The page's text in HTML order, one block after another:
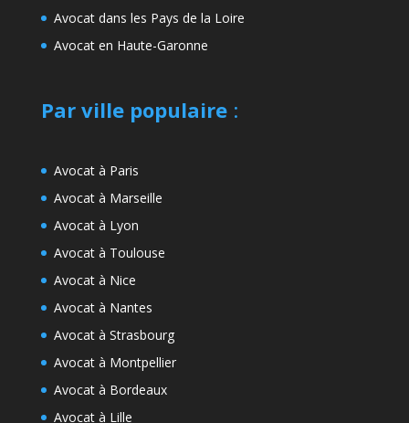
Avocat dans les Pays de la Loire
Avocat en Haute-Garonne
Par ville populaire:
Avocat à Paris
Avocat à Marseille
Avocat à Lyon
Avocat à Toulouse
Avocat à Nice
Avocat à Nantes
Avocat à Strasbourg
Avocat à Montpellier
Avocat à Bordeaux
Avocat à Lille